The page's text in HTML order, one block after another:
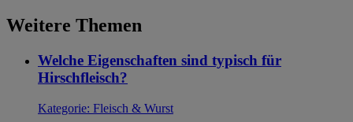
Weitere Themen
Welche Eigenschaften sind typisch für
Hirschfleisch?
Kategorie: Fleisch & Wurst